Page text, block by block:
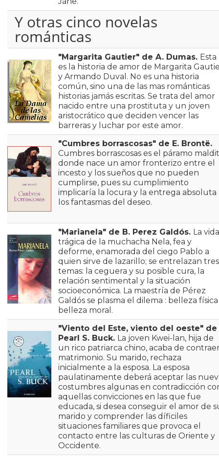
Y otras cinco novelas
románticas
"Margarita Gautier" de A. Dumas. Esta
es la historia de amor de Margarita
y Armando Duval. No es una historia
común, sino una de las mas románticas
historias jamás escritas. Se trata del amor
nacido entre una prostituta y un joven
aristocrático que deciden vencer las
barreras y luchar por este amor.
"Cumbres borrascosas" de E. Brontë.
Cumbres borrascosas es el páramo
donde nace un amor fronterizo entre el
incesto y los sueños que no pueden
cumplirse, pues su cumplimiento
implicaría la locura y la entrega absoluta
los fantasmas del deseo.
"Marianela" de B. Perez Galdós. La vida
trágica de la muchacha Nela, fea y
deforme, enamorada del ciego Pablo a
quien sirve de lazarillo; se entrelazan tres
temas: la ceguera y su posible cura, la
relación sentimental y la situación
socioeconómica. La maestría de Pérez
Galdós se plasma el dilema : belleza
belleza moral.
"Viento del Este, viento del oeste" de
Pearl S. Buck. La joven Kwei-lan, hija de
un rico patriarca chino, acaba de
matrimonio. Su marido, rechaza
inicialmente a la esposa. La esposa
paulatinamente deberá aceptar las
costumbres algunas en contradicción
aquellas convicciones en las que fue
educada, si desea conseguir el amor de
marido y comprender las díficiles
situaciones familiares que provoca el
contacto entre las culturas de Oriente y
Occidente.